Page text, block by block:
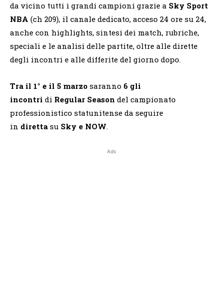
da vicino tutti i grandi campioni grazie a Sky Sport
NBA (ch 209), il canale dedicato, acceso 24 ore su 24,
anche con highlights, sintesi dei match, rubriche,
speciali e le analisi delle partite, oltre alle dirette
degli incontri e alle differite del giorno dopo.
Tra il 1° e il 5 marzo saranno 6 gli
incontri di Regular Season del campionato
professionistico statunitense da seguire
in diretta su Sky e NOW.
Ads